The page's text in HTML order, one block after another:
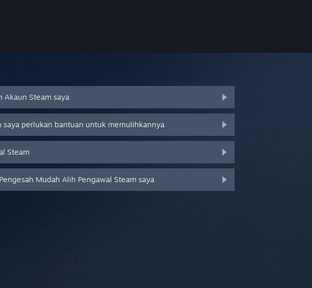
Akaun Steam saya
saya perlukan bantuan untuk memulihkannya
Steam
Mudah Alih Pengawal Steam saya